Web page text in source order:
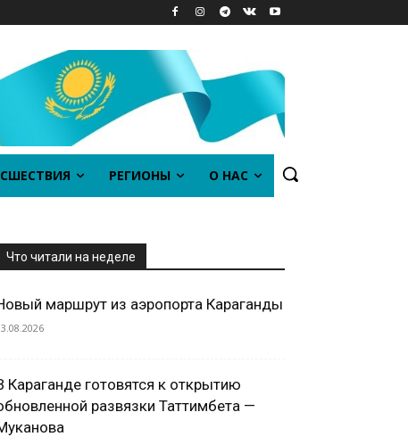
РЕГИОНЫ О НАС
Что читали на неделе
маршрут из аэропорта Караганды
Караганде готовятся к открытию
развязки Таттимбета —